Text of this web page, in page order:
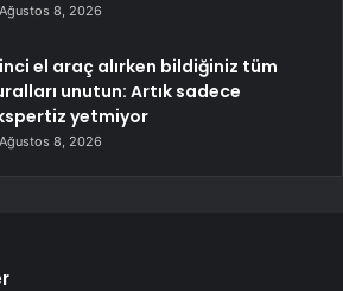
Ağustos 8, 2026
el araç alırken bildiğiniz tüm
unutun: Artık sadece
yetmiyor
Ağustos 8, 2026